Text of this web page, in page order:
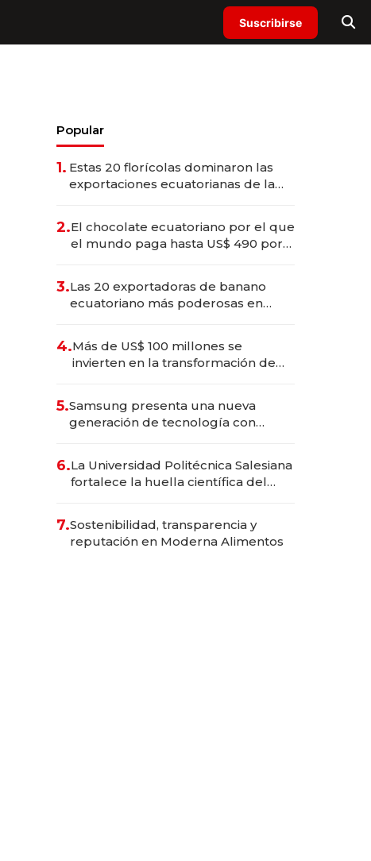
Suscribirse
Popular
1. Estas 20 florícolas dominaron las
exportaciones ecuatorianas de la
2.El chocolate ecuatoriano por el que
el mundo paga hasta US$ 490 por
3.Las 20 exportadoras de banano
ecuatoriano más poderosas en
4.Más de US$ 100 millones se
invierten en la transformación de
5.Samsung presenta una nueva
generación de tecnología con
6.La Universidad Politécnica Salesiana
fortalece la huella científica del
7.Sostenibilidad, transparencia y
reputación en Moderna Alimentos